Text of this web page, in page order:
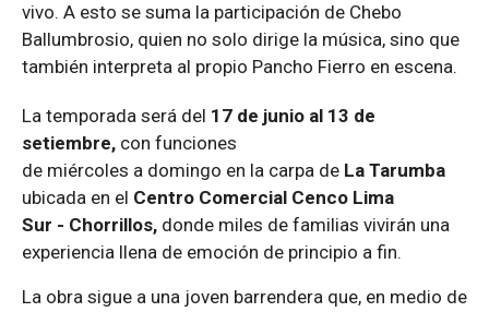
vivo. A esto se suma la participación de Chebo
Ballumbrosio, quien no solo dirige la música, sino que
también interpreta al propio Pancho Fierro en escena.
La temporada será del 1 7 de junio al 13 de
setiembre, con funciones
de miércoles a domingo en la carpa de La Tarumba
ubicada en el Centro Comercial Cenco Lima
Sur - Chorrillos, donde miles de familias vivirán una
experiencia llena de emoción de principio a fin.
La obra sigue a una joven barrendera que, en medio de